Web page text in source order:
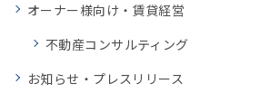
オーナー様向け・賃貸経営
不動産コンサルティング
お知らせ・プレスリリース